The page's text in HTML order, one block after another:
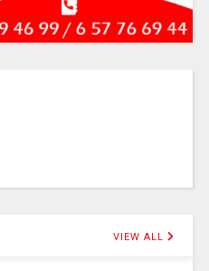
VIEW ALL